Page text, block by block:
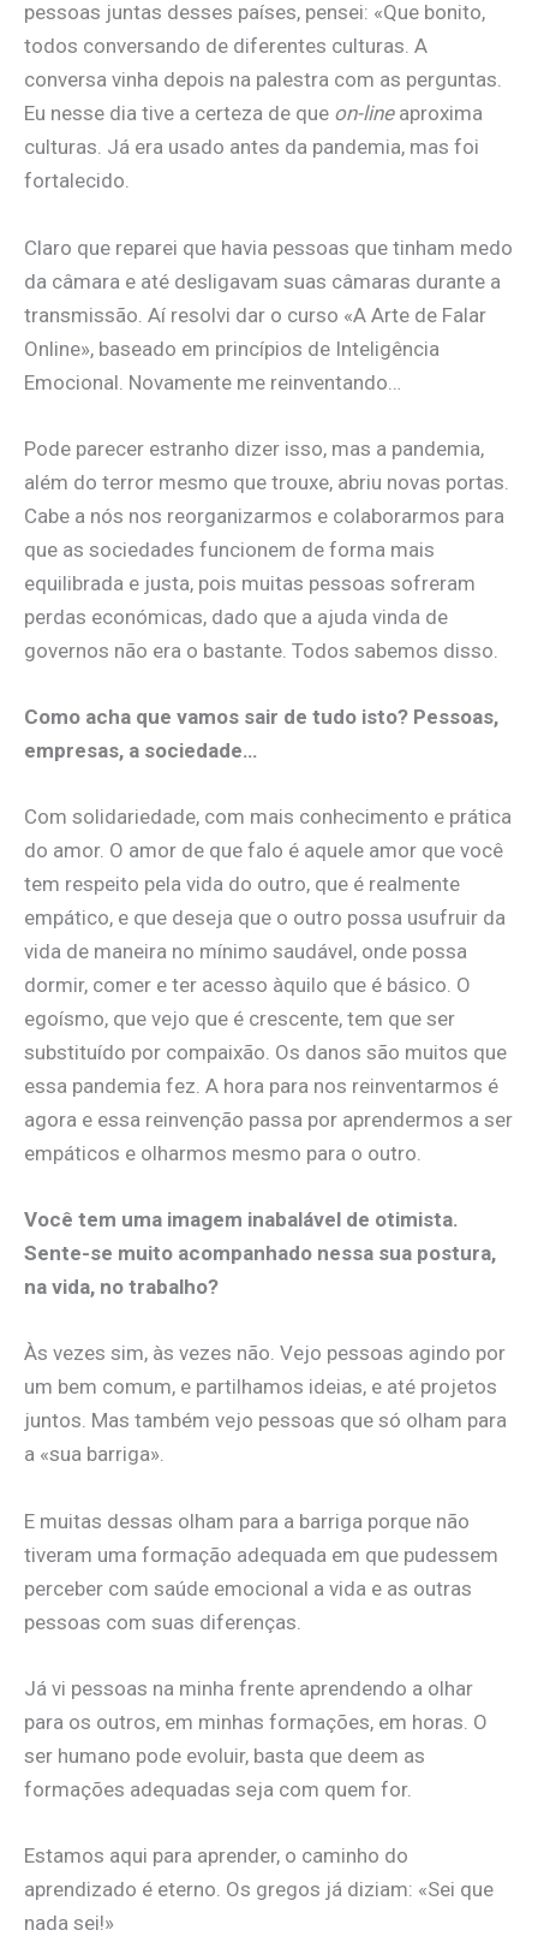
pessoas juntas desses países, pensei: «Que bonito,
todos conversando de diferentes culturas. A
conversa vinha depois na palestra com as perguntas.
Eu nesse dia tive a certeza de que on-lineaproxima
culturas. Já era usado antes da pandemia, mas foi
fortalecido.
Claro que reparei que havia pessoas que tinham medo
da câmara e até desligavam suas câmaras durante a
transmissão. Aí resolvi dar o curso «A Arte de Falar
Online», baseado em princípios de Inteligência
Emocional. Novamente me reinventando…
Pode parecer estranho dizer isso, mas a pandemia,
além do terror mesmo que trouxe, abriu novas portas.
Cabe a nós nos reorganizarmos e colaborarmos para
que as sociedades funcionem de forma mais
equilibrada e justa, pois muitas pessoas sofreram
perdas económicas, dado que a ajuda vinda de
governos não era o bastante. Todos sabemos disso.
Como acha que vamos sair de tudo isto? Pessoas,
empresas, a sociedade…
Com solidariedade, com mais conhecimento e prática
do amor. O amor de que falo é aquele amor que você
tem respeito pela vida do outro, que é realmente
empático, e que deseja que o outro possa usufruir da
vida de maneira no mínimo saudável, onde possa
dormir, comer e ter acesso àquilo que é básico. O
egoísmo, que vejo que é crescente, tem que ser
substituído por compaixão. Os danos são muitos que
essa pandemia fez. A hora para nos reinventarmos é
agora e essa reinvenção passa por aprendermos a ser
empáticos e olharmos mesmo para o outro.
Você tem uma imagem inabalável de otimista.
Sente-se muito acompanhado nessa sua postura,
na vida, no trabalho?
Às vezes sim, às vezes não. Vejo pessoas agindo por
um bem comum, e partilhamos ideias, e até projetos
juntos. Mas também vejo pessoas que só olham para
a «sua barriga».
E muitas dessas olham para a barriga porque não
tiveram uma formação adequada em que pudessem
perceber com saúde emocional a vida e as outras
pessoas com suas diferenças.
Já vi pessoas na minha frente aprendendo a olhar
para os outros, em minhas formações, em horas. O
ser humano pode evoluir, basta que deem as
formações adequadas seja com quem for.
Estamos aqui para aprender, o caminho do
aprendizado é eterno. Os gregos já diziam: «Sei que
nada sei!»